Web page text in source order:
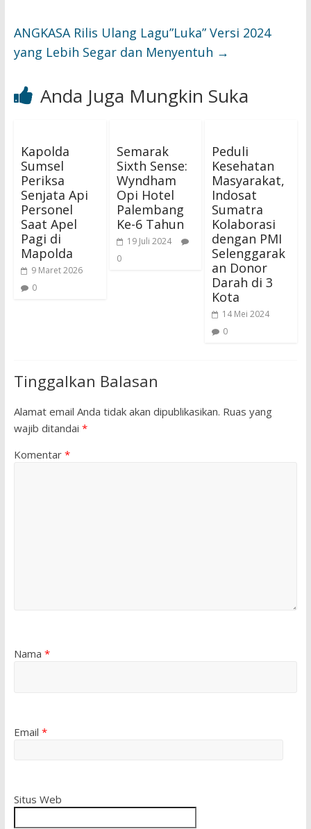
ANGKASA Rilis Ulang Lagu”Luka” Versi 2024
yang Lebih Segar dan Menyentuh →
Anda Juga Mungkin Suka
Kapolda
Sumsel
Periksa
Senjata Api
Personel
Saat Apel
Pagi di
Mapolda
9 Maret 2026
0
Semarak
Sixth Sense:
Wyndham
Opi Hotel
Palembang
Ke-6 Tahun
19 Juli 2024
0
Peduli
Kesehatan
Masyarakat,
Indosat
Sumatra
Kolaborasi
dengan PMI
Selenggarak
an Donor
Darah di 3
Kota
14 Mei 2024
0
Tinggalkan Balasan
Alamat email Anda tidak akan dipublikasikan. Ruas yang
wajib ditandai *
Komentar *
Nama *
Email *
Situs Web